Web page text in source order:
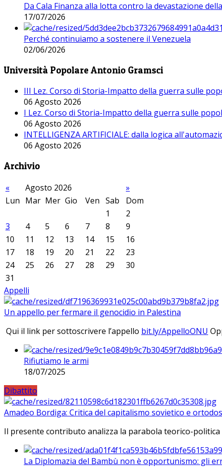
Da Cala Finanza alla lotta contro la devastazione
17/07/2026
Perché continuiamo a sostenere il Venezuela
02/06/2026
Università Popolare Antonio Gramsci
III Lez. Corso di Storia-Impatto della guerra sulle
06 Agosto 2026
I Lez. Corso di Storia-Impatto della guerra sulle
06 Agosto 2026
INTELLIGENZA ARTIFICIALE: dalla logica
06 Agosto 2026
Archivio
« Agosto 2026
»
Lun Mar Mer Gio Ven Sab
Dom
1
2
3
4 5 6 7 8
9
10
11 12 13 14 15
16
17
18 19 20 21 22
23
24
25 26 27 28 29
30
31
Appelli
Un appello per fermare il genocidio in Palestina
Qui il link per sottoscrivere l’appello bit.ly/AppelloONU
Rifiutiamo le armi
18/07/2025
Dibattito
Amadeo Bordiga: Critica del capitalismo sovietico e
Il presente contributo analizza la parabola teorico-
La Diplomazia del Bambù non è opportunismo: gli